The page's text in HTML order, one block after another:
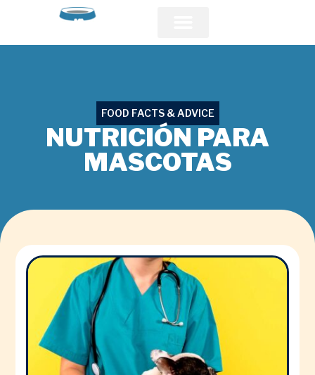
FOOD FACTS & ADVICE
NUTRICIÓN PARA
MASCOTAS